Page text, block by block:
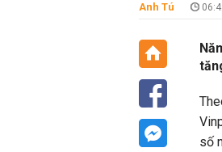
Anh Tú
số